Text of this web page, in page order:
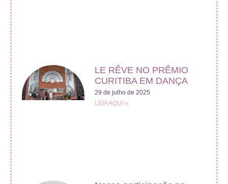
LE RÊVE NO PRÊMIO
CURITIBA EM DANÇA
29 de julho de 2025
LEIA AQUI »